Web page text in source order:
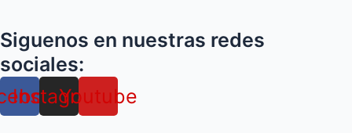
histórica
de
la
Junta
Siguenos en nuestras redes
sociales:
Instagram
Youtube